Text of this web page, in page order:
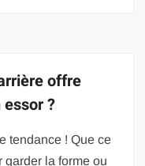
offre
?
tendance ! Que ce
garder la forme ou